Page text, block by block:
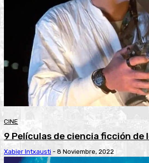
CINE
9 Películas de ciencia ficción de
Xabier Intxausti - 8 Noviembre, 2022